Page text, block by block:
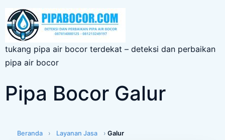
tukang pipa air bocor terdekat – deteksi dan perbaikan
pipa air bocor
Pipa Bocor Galur
Beranda › Layanan Jasa › Galur